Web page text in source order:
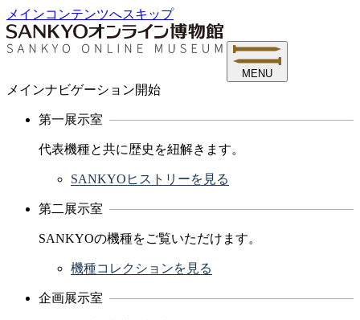
メインコンテンツへスキップ
MENU
メインナビゲーション開始
第一展示室
代表機種と共に歴史を紐解きます。
SANKYOヒストリーを見る
第二展示室
SANKYOの機種をご覧いただけます。
機種コレクションを見る
企画展示室